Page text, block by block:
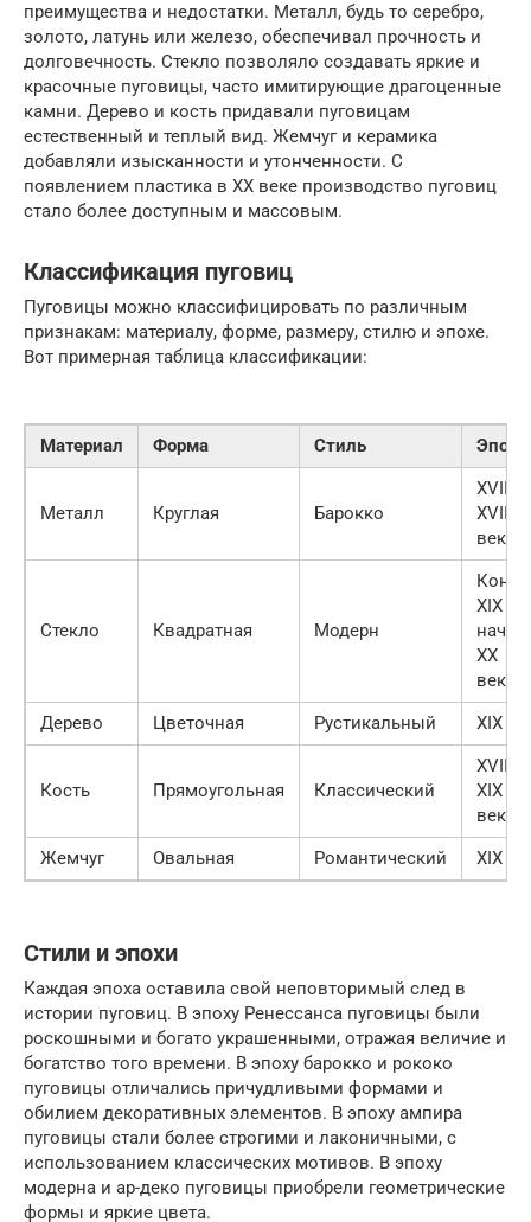
преимущества и недостатки. Металл, будь то серебро,
золото, латунь или железо, обеспечивал прочность и
долговечность. Стекло позволяло создавать яркие и
красочные пуговицы, часто имитирующие драгоценные
камни. Дерево и кость придавали пуговицам
естественный и теплый вид. Жемчуг и керамика
добавляли изысканности и утонченности. С
появлением пластика в XX веке производство пуговиц
стало более доступным и массовым.
Классификация пуговиц
Пуговицы можно классифицировать по различным
признакам: материалу, форме, размеру, стилю и эпохе.
Вот примерная таблица классификации:
Материал Форма Стиль Эпоха
Металл Круглая Барокко
XVII-
XVIII
века
Стекло Квадратная Модерн
Конец
XIX —
XX
века
Дерево
Цветочная Рустикальный XIX
Кость Прямоугольная Классический
XVIII-
XIX
века
Жемчуг
Овальная Романтический XIX
Стили и эпохи
Каждая эпоха оставила свой неповторимый след в
истории пуговиц. В эпоху Ренессанса пуговицы были
роскошными и богато украшенными, отражая величие и
богатство того времени. В эпоху барокко и рококо
пуговицы отличались причудливыми формами и
обилием декоративных элементов. В эпоху ампира
пуговицы стали более строгими и лаконичными, с
использованием классических мотивов. В эпоху
модерна и ар-деко пуговицы приобрели геометрические
формы и яркие цвета.